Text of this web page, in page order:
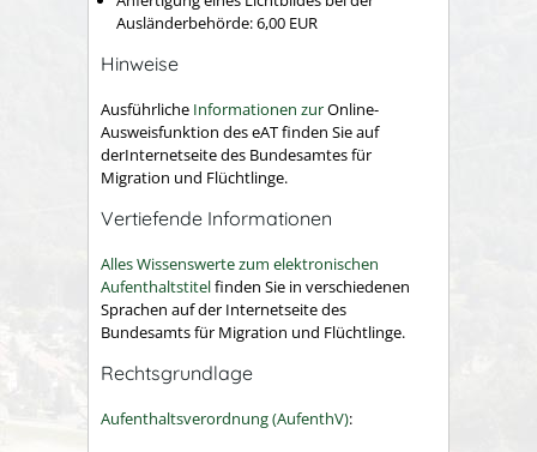
Ausländerbehörde: 6,00 EUR
Hinweise
Ausführliche Informationen zurOnline-
Ausweisfunktion des eAT finden Sie auf
derInternetseite des Bundesamtes für
Migration und Flüchtlinge.
Vertiefende Informationen
Alles Wissenswerte zum elektronischen
Aufenthaltstitelfinden Sie in verschiedenen
Sprachen auf der Internetseite des
Bundesamts für Migration und Flüchtlinge.
Rechtsgrundlage
Aufenthaltsverordnung (AufenthV):